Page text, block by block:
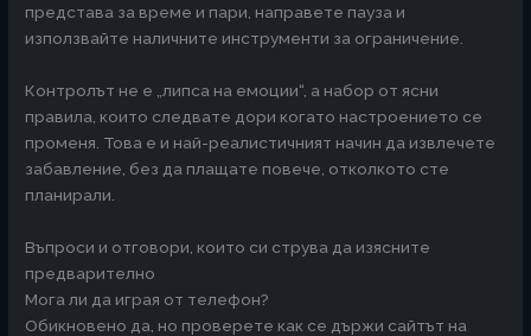
представа за време и пари, направете пауза и
използвайте наличните инструменти за ограничение.
Контролът не е „липса на емоции“, а набор от ясни
правила, които следвате дори когато настроението се
променя. Това е и най-реалистичният начин да извлечете
забавление, без да плащате повече, отколкото сте
планирали.
Въпроси и отговори, които си струва да изясните
предварително
Мога ли да играя от телефон?
Обикновено да, но проверете как се държи сайтът на